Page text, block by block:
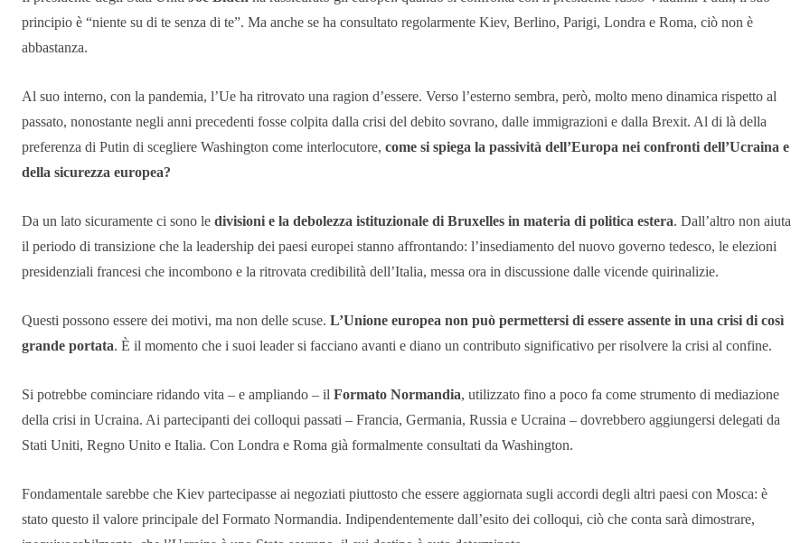
principio è “niente su di te senza di te”. Ma anche se ha consultato regolarmente Kiev, Berlino, Parigi, Londra e Roma, ciò non è
abbastanza.
Al suo interno, con la pandemia, l’Ue ha ritrovato una ragion d’essere. Verso l’esterno sembra, però, molto meno dinamica rispetto al
passato, nonostante negli anni precedenti fosse colpita dalla crisi del debito sovrano, dalle immigrazioni e dalla Brexit. Al di là della
preferenza di Putin di scegliere Washington come interlocutore, come si spiega la passività dell’Europa nei confronti dell’Ucraina e
della sicurezza europea?
Da un lato sicuramente ci sono le divisioni e la debolezza istituzionale di Bruxelles in materia di politica estera. Dall’altro non aiuta
il periodo di transizione che la leadership dei paesi europei stanno affrontando: l’insediamento del nuovo governo tedesco, le elezioni
presidenziali francesi che incombono e la ritrovata credibilità dell’Italia, messa ora in discussione dalle vicende quirinalizie.
Questi possono essere dei motivi, ma non delle scuse. L’Unione europea non può permettersi di essere assente in una crisi di così
grande portata. È il momento che i suoi leader si facciano avanti e diano un contributo significativo per risolvere la crisi al confine.
Si potrebbe cominciare ridando vita – e ampliando – il Formato Normandia, utilizzato fino a poco fa come strumento di mediazione
della crisi in Ucraina. Ai partecipanti dei colloqui passati – Francia, Germania, Russia e Ucraina – dovrebbero aggiungersi delegati da
Stati Uniti, Regno Unito e Italia. Con Londra e Roma già formalmente consultati da Washington.
Fondamentale sarebbe che Kiev partecipasse ai negoziati piuttosto che essere aggiornata sugli accordi degli altri paesi con Mosca: è
stato questo il valore principale del Formato Normandia. Indipendentemente dall’esito dei colloqui, ciò che conta sarà dimostrare,